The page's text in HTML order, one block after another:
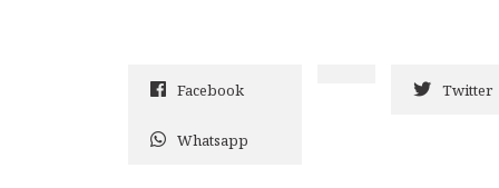
Facebook Twitter
Whatsapp